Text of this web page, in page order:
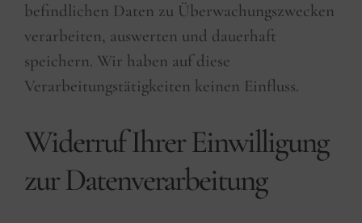
befindlichen Daten zu Überwachungszwecken
verarbeiten, auswerten und dauerhaft
speichern. Wir haben auf diese
Verarbeitungstätigkeiten keinen Einfluss.
Widerruf Ihrer Einwilligung
zur Datenverarbeitung